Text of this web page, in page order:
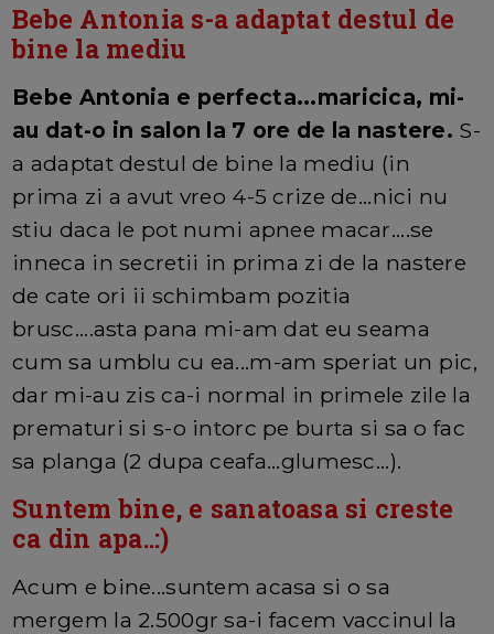
Bebe Antonia s-a adaptat destul de
bine la mediu
Bebe Antonia e perfecta...maricica, mi-
au dat-o in salon la 7 ore de la nastere. S-
a adaptat destul de bine la mediu (in
prima zi a avut vreo 4-5 crize de...nici nu
stiu daca le pot numi apnee macar....se
inneca in secretii in prima zi de la nastere
de cate ori ii schimbam pozitia
brusc....asta pana mi-am dat eu seama
cum sa umblu cu ea...m-am speriat un pic,
dar mi-au zis ca-i normal in primele zile la
prematuri si s-o intorc pe burta si sa o fac
sa planga (2 dupa ceafa...glumesc...).
Suntem bine, e sanatoasa si creste
ca din apa..:)
Acum e bine...suntem acasa si o sa
mergem la 2.500gr sa-i facem vaccinul la